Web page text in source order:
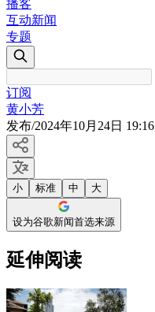
播客
互动新闻
专题
订阅
黄小芳
发布/2024年10月24日 19:16
小 标准 中 大
设为谷歌新闻首选来源
延伸阅读